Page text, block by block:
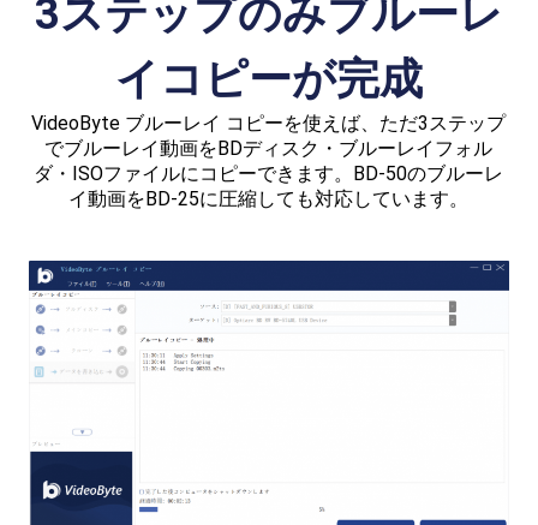
3ステップのみブルーレ
イコピーが完成
VideoByte ブルーレイ コピーを使えば、ただ3ステップ
でブルーレイ動画をBDディスク・ブルーレイフォル
ダ・ISOファイルにコピーできます。BD-50のブルーレ
イ動画をBD-25に圧縮しても対応しています。